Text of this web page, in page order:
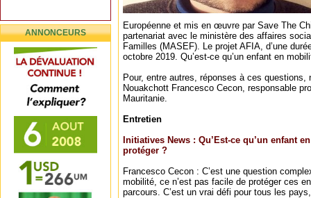
ANNONCEURS
Européenne et mis en œuvre par Save The
partenariat avec le ministère des affaires
Familles (MASEF). Le projet AFIA, d’une
octobre 2019. Qu’est-ce qu’un enfant en
Pour, entre autres, réponses à ces questions,
Nouakchott Francesco Cecon, responsable
Mauritanie.
Entretien
Initiatives News : Qu’Est-ce qu’un enfant
protéger ?
Francesco Cecon : C’est une question
mobilité, ce n’est pas facile de protéger ces
parcours. C’est un vrai défi pour tous les